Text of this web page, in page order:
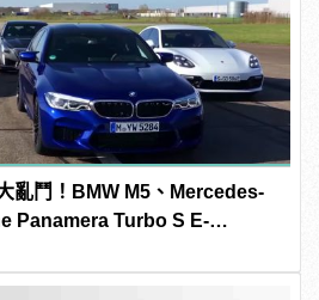
亂鬥！BMW M5、Mercedes-
Panamera Turbo S E-
V「0-300km/h」加速對決